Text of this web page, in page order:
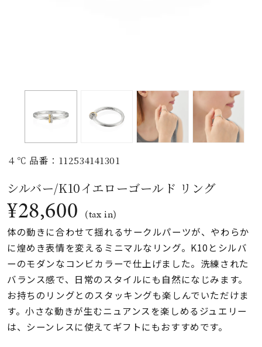
誕生石
ファッションテイス
ト
着用シーン
コレクション
４℃ 品番：112534141301
シルバー/K10イエローゴールド リング
¥28,600 (tax in)
体の動きに合わせて揺れるサークルパーツが、やわらか
に煌めき表情を変えるミニマルなリング。K10とシルバ
ーのモダンなコンビカラーで仕上げました。洗練された
バランス感で、日常のスタイルにも自然になじみます。
お持ちのリングとのスタッキングも楽しんでいただけま
す。小さな動きが生むニュアンスを楽しめるジュエリー
は、シーンレスに使えてギフトにもおすすめです。